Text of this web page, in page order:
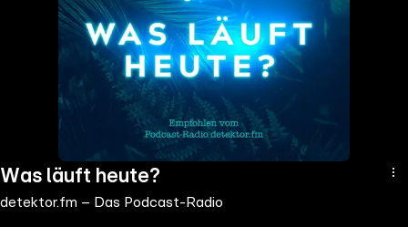
Was läuft heute?
detektor.fm – Das Podcast-Radio